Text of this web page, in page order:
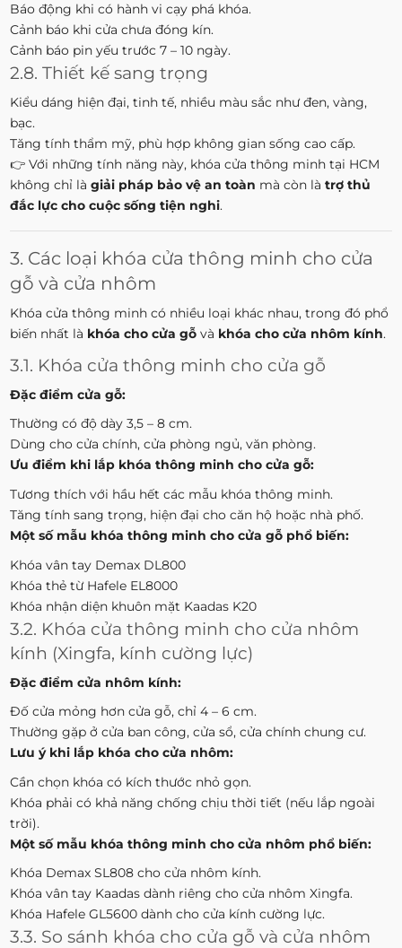
Báo động khi có hành vi cạy phá khóa.
Cảnh báo khi cửa chưa đóng kín.
Cảnh báo pin yếu trước 7 – 10 ngày.
2.8. Thiết kế sang trọng
Kiểu dáng hiện đại, tinh tế, nhiều màu sắc như đen, vàng,
bạc.
Tăng tính thẩm mỹ, phù hợp không gian sống cao cấp.
👉 Với những tính năng này, khóa cửa thông minh tại HCM
không chỉ là giải pháp bảo vệ an toàn mà còn là trợ thủ
đắc lực cho cuộc sống tiện nghi.
3. Các loại khóa cửa thông minh cho cửa
gỗ và cửa nhôm
Khóa cửa thông minh có nhiều loại khác nhau, trong đó phổ
biến nhất là khóa cho cửa gỗ và khóa cho cửa nhôm kính.
3.1. Khóa cửa thông minh cho cửa gỗ
Đặc điểm cửa gỗ:
Thường có độ dày 3,5 – 8 cm.
Dùng cho cửa chính, cửa phòng ngủ, văn phòng.
Ưu điểm khi lắp khóa thông minh cho cửa gỗ:
Tương thích với hầu hết các mẫu khóa thông minh.
Tăng tính sang trọng, hiện đại cho căn hộ hoặc nhà phố.
Một số mẫu khóa thông minh cho cửa gỗ phổ biến:
Khóa vân tay Demax DL800
Khóa thẻ từ Hafele EL8000
Khóa nhận diện khuôn mặt Kaadas K20
3.2. Khóa cửa thông minh cho cửa nhôm
kính (Xingfa, kính cường lực)
Đặc điểm cửa nhôm kính:
Đố cửa mỏng hơn cửa gỗ, chỉ 4 – 6 cm.
Thường gặp ở cửa ban công, cửa sổ, cửa chính chung cư.
Lưu ý khi lắp khóa cho cửa nhôm:
Cần chọn khóa có kích thước nhỏ gọn.
Khóa phải có khả năng chống chịu thời tiết (nếu lắp ngoài
trời).
Một số mẫu khóa thông minh cho cửa nhôm phổ biến:
Khóa Demax SL808 cho cửa nhôm kính.
Khóa vân tay Kaadas dành riêng cho cửa nhôm Xingfa.
Khóa Hafele GL5600 dành cho cửa kính cường lực.
3.3. So sánh khóa cho cửa gỗ và cửa nhôm